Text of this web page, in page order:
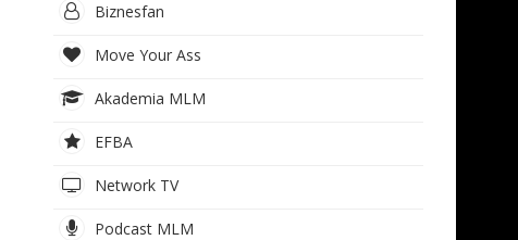
Biznesfan
Move Your Ass
Akademia MLM
EFBA
Network TV
Podcast MLM